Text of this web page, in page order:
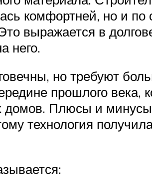
комфортней, но и
выражается в
него.
но требуют
прошлого века,
домов. Плюсы и
технология